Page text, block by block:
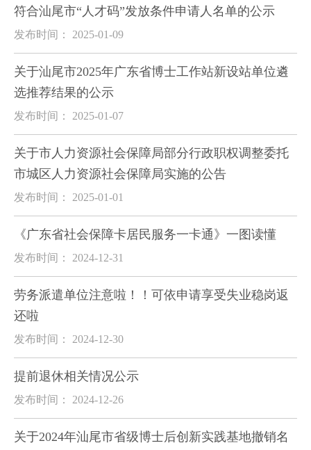
符合汕尾市“人才码”发放条件申请人名单的公示
发布时间： 2025-01-09
关于汕尾市2025年广东省博士工作站新设站单位遴
选推荐结果的公示
发布时间： 2025-01-07
关于市人力资源社会保障局部分行政职权调整委托
市城区人力资源社会保障局实施的公告
发布时间： 2025-01-01
《广东省社会保障卡居民服务一卡通》一图读懂
发布时间： 2024-12-31
劳务派遣单位注意啦！！可依申请享受失业稳岗返
还啦
发布时间： 2024-12-30
提前退休相关情况公示
发布时间： 2024-12-26
关于2024年汕尾市省级博士后创新实践基地撤销名